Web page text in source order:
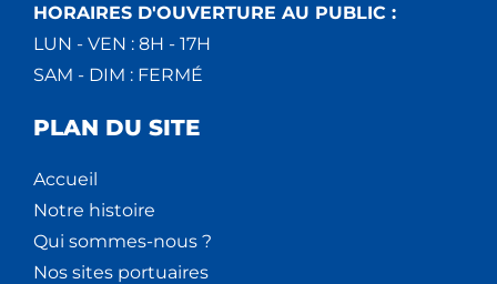
HORAIRES D'OUVERTURE AU PUBLIC :
LUN - VEN : 8H - 17H
SAM - DIM : FERMÉ
PLAN DU SITE
Accueil
Notre histoire
Qui sommes-nous ?
Nos sites portuaires